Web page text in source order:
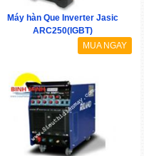
Máy hàn Que Inverter Jasic
ARC250(IGBT)
MUA NGAY